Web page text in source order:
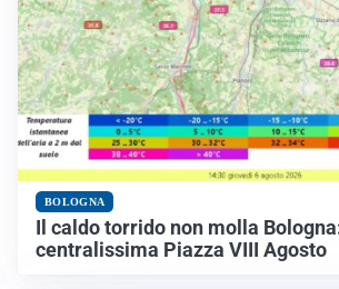
BOLOGNA
Il caldo torrido non molla
centralissima Piazza VIII Agosto